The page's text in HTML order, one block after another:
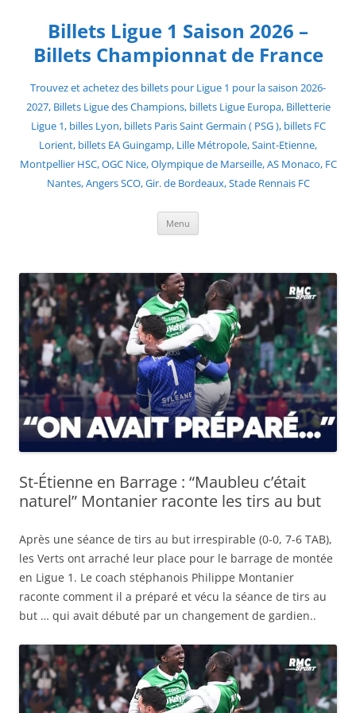
contentBillets Ligue 1 Saison 2026 –
Billets Championnat de France
Trouvez et achetez des billets pour Ligue 1 pour la saison 2026-
2027, Billets Ligue des Champions, billets Ligue Europa, Billetterie
Ligue 1, billes Lyon, billets Paris Saint Germain ( PSG ), billets FC
Lorient, billets EA Guingamp, Lille Métropole, Saint-Etienne,
Montpellier HSC, OGC Nice, Olympique de Marseille, AS Monaco, FC
Nantes, Angers SCO, Gir. de Bordeaux, Stade Rennais FC
Menu
St-Étienne en Barrage : “Maubleu c’était
naturel” Montanier raconte les tirs au but
Après une séance de tirs au but irrespirable (0-0, 7-6 TAB),
les Verts ont arraché leur place pour le barrage de montée
en Ligue 1. Le coach stéphanois Philippe Montanier
raconte comment il a préparé et vécu la séance de tirs au
but … qui avait débuté par un changement de gardien..